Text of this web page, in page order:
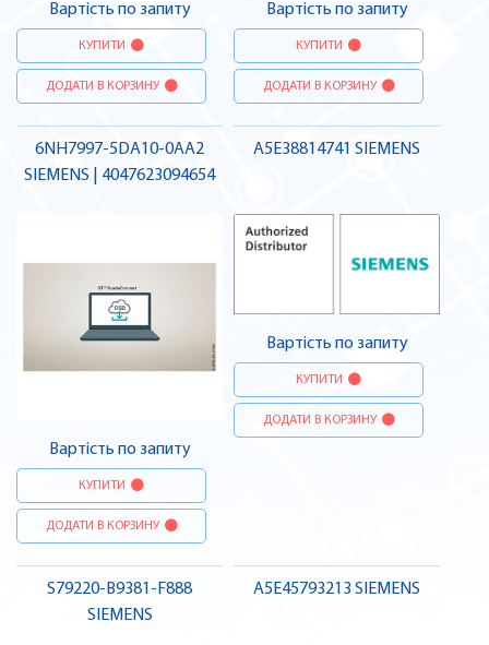
Вартість по запиту
КУПИТИ
ДОДАТИ В КОРЗИНУ
Вартість по запиту
КУПИТИ
ДОДАТИ В КОРЗИНУ
6NH7997-5DA10-0AA2
SIEMENS | 4047623094654
Вартість по запиту
КУПИТИ
ДОДАТИ В КОРЗИНУ
A5E38814741 SIEMENS
Вартість по запиту
КУПИТИ
ДОДАТИ В КОРЗИНУ
S79220-B9381-F888
SIEMENS
A5E45793213 SIEMENS